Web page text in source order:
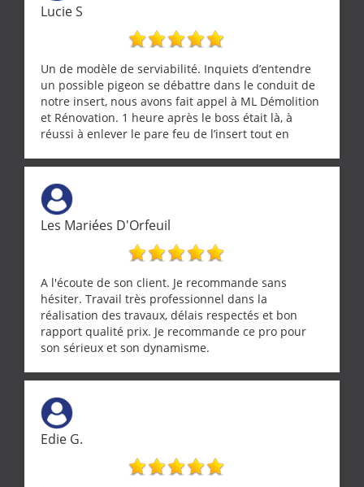
Lucie S
Un de modèle de serviabilité. Inquiets d’entendre
un possible pigeon se débattre dans le conduit de
notre insert, nous avons fait appel à ML Démolition
et Rénovation. 1 heure après le boss était là, à
réussi à enlever le pare feu de l’insert tout en
tourterelle et s’est ensuite patiemment occupé de
l’oiseau jusqu’à ce qu’il reprenne ses esprits et
puisse s’envoler. Après quoi il a procédé au
ramonage de notre insert avec dextérité et une
grande propreté, nous gratifiant également de
nombreux conseils concernant d’autres sujets. Un
entrepreneur comme on souhaite en rencontrer.
Encore un grand merci à lui.
Les Mariées D'Orfeuil
A l'écoute de son client. Je recommande sans
hésiter. Travail très professionnel dans la
réalisation des travaux, délais respectés et bon
rapport qualité prix. Je recommande ce pro pour
son sérieux et son dynamisme.
Edie G.